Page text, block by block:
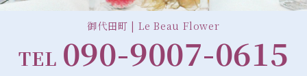
御代田町 | Le Beau Flower
TEL 090-9007-0615